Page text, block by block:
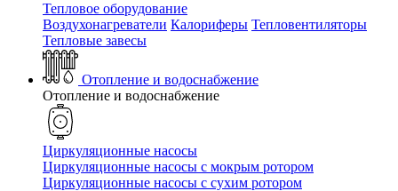
Тепловое оборудование
Воздухонагреватели Калориферы Тепловентиляторы
Тепловые завесы
Отопление и водоснабжение
Отопление и водоснабжение
Циркуляционные насосы
Циркуляционные насосы с мокрым ротором
Циркуляционные насосы с сухим ротором